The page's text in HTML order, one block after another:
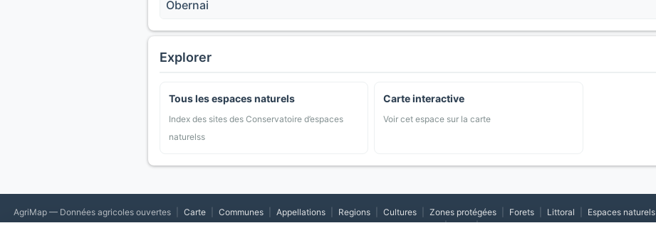
Obernai
Explorer
Tous les espaces naturels
Index des sites des Conservatoire d’espaces
naturelss
Carte interactive
Voir cet espace sur la carte
AgriMap — Données agricoles ouvertes Carte Communes Appellations Regions Cultures Zones protégées Forets Littoral Espaces naturels
| CGV | Cookies